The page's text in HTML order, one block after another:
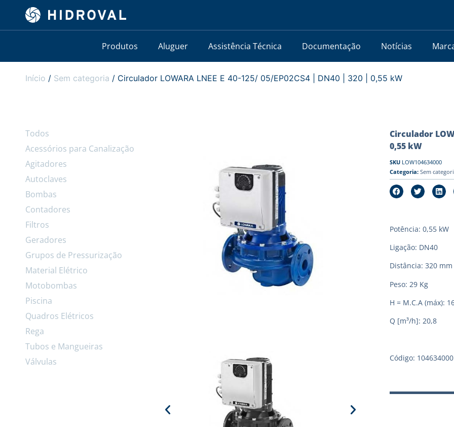
Produtos Aluguer Assistência Técnica Documentação Notícias
Início / Sem categoria / Circulador LOWARA LNEE E 40-125/ 05/EP02CS4 | DN40 | 320 | 0,55 kW
Todos
Acessórios para Canalização
Agitadores
Autoclaves
Bombas
Contadores
Filtros
Geradores
Grupos de Pressurização
Material Elétrico
Motobombas
Piscina
Quadros Elétricos
Rega
Tubos e Mangueiras
Válvulas
Circulador
0,55 kW
SKU LOW104634000
Categoria: Sem
Potência: 0,55 kW
Ligação: DN40
Distância: 320 mm
Peso: 29 Kg
H = M.C.A (máx):
Q [m³/h]: 20,8
Código: 104634000